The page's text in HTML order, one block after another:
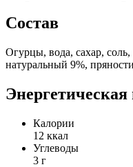
Состав
Огурцы, вода, сахар, соль,
натуральный 9%,
Энергетическая
Калории
12 ккал
Углеводы
3 г